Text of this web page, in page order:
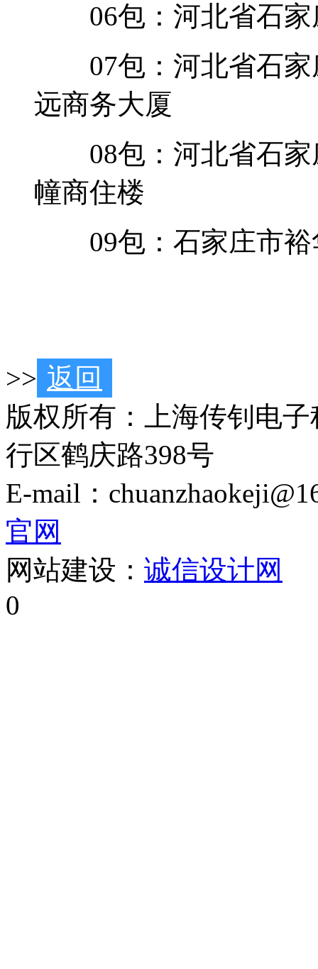
06包：河北省石家
07包：河北省石家
远商务大厦
08包：河北省石家
幢商住楼
09包：石家庄市裕
>> 返回
版权所有：上海传钊电
行区鹤庆路398号
E-mail：
官网
网站建设： 诚信设计网
0